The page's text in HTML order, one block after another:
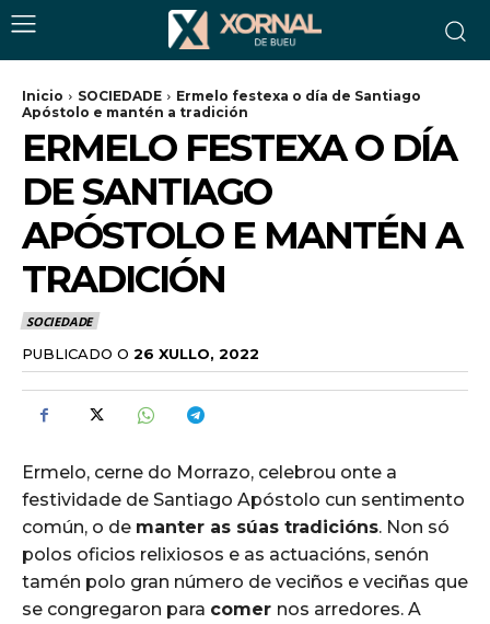
Inicio SOCIEDADE
Ermelo festexa o día de Santiago
Apóstolo e mantén a tradición
ERMELO FESTEXA O DÍA
DE SANTIAGO
APÓSTOLO E MANTÉN A
TRADICIÓN
SOCIEDADE
PUBLICADO O 26 XULLO, 2022
Ermelo, cerne do Morrazo, celebrou onte a
festividade de Santiago Apóstolo cun sentimento
común, o de manter as súas tradicións. Non só
polos oficios relixiosos e as actuacións, senón
tamén polo gran número de veciños e veciñas que
se congregaron para comer nos arredores. A